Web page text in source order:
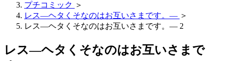
プチコミック ＞
レス―ヘタくそなのはお互いさまです。― ＞
レス―ヘタくそなのはお互いさまです。― 2
レス―ヘタくそなのはお互いさまで